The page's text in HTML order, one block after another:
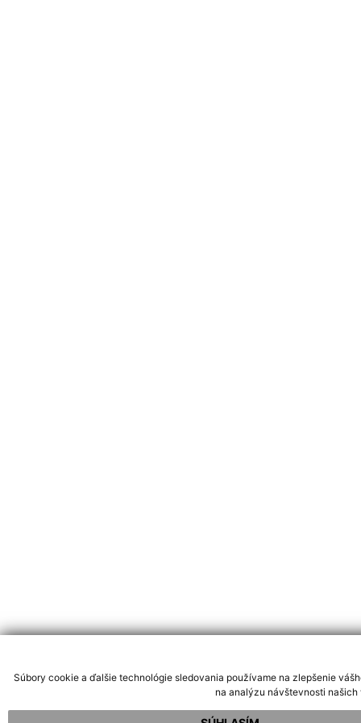
Súbory cookie a ďalšie technológie sledovania používame na zlepšenie
na analýzu návštevnosti